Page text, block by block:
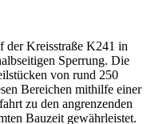
der Kreisstraße K241 in
Sperrung. Die
von rund 250
Bereichen mithilfe einer
zu den angrenzenden
Bauzeit gewährleistet.